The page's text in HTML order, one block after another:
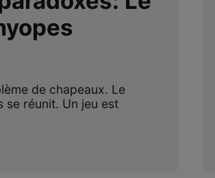
de chapeaux. Le
se réunit. Un jeu est